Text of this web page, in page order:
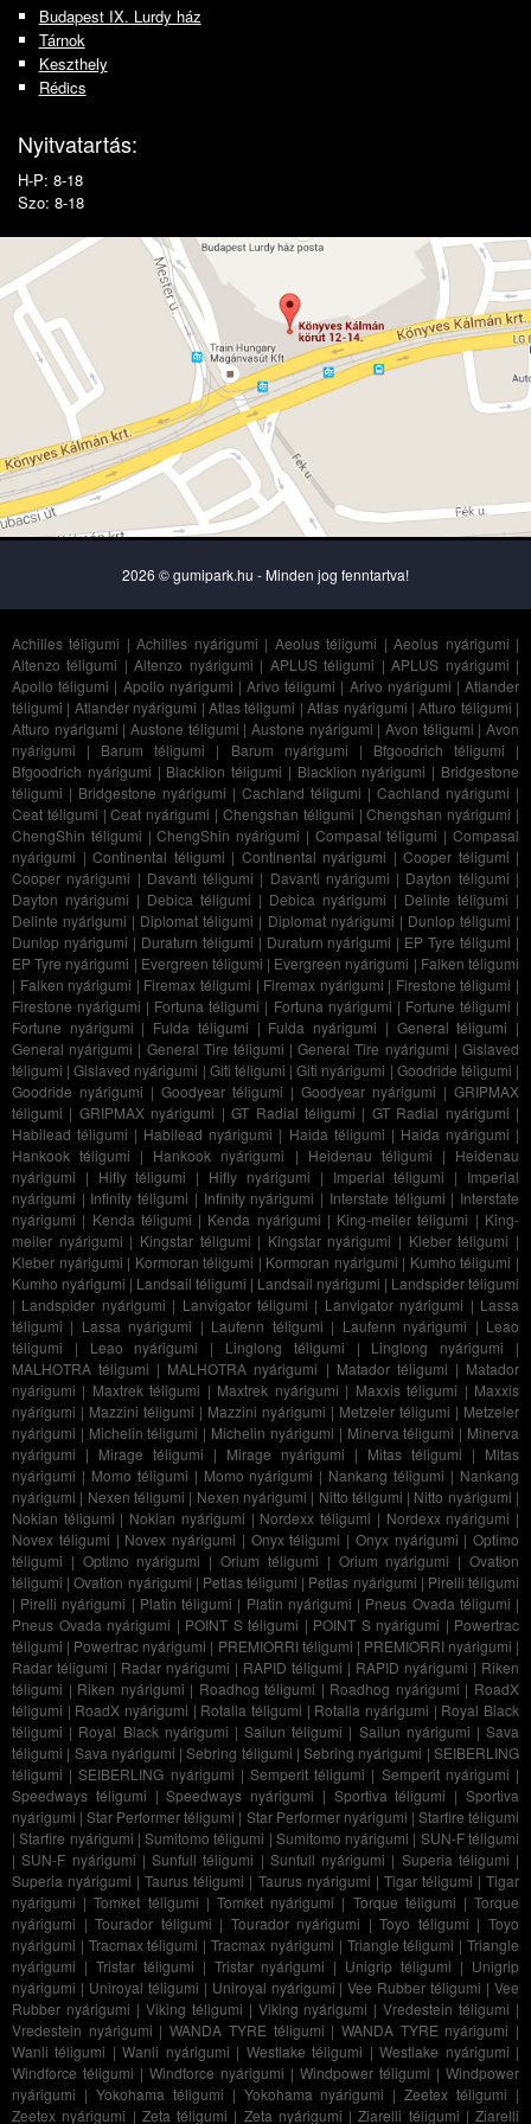
Budapest IX. Lurdy ház
Tárnok
Keszthely
Rédics
Nyitvatartás:
H-P: 8-18
Szo: 8-18
2026 © gumipark.hu - Minden jog fenntartva!
Achilles téligumi |Achilles nyárigumi | Aeolus téligumi |Aeolus nyárigumi |
Altenzo téligumi |Altenzo nyárigumi | APLUS téligumi |APLUS nyárigumi |
Apollo téligumi | Apollo nyárigumi |Arivo téligumi | Arivo nyárigumi |Atlander
téligumi | Atlander nyárigumi | Atlas téligumi |Atlas nyárigumi |Atturo téligumi |
Atturo nyárigumi |Austone téligumi |Austone nyárigumi |Avon téligumi |Avon
nyárigumi | Barum téligumi | Barum nyárigumi | Bfgoodrich téligumi |
Bfgoodrich nyárigumi | Blacklion téligumi | Blacklion nyárigumi | Bridgestone
téligumi | Bridgestone nyárigumi | Cachland téligumi | Cachland nyárigumi |
Ceat téligumi |Ceat nyárigumi | Chengshan téligumi |Chengshan nyárigumi |
ChengShin téligumi |ChengShin nyárigumi | Compasal téligumi |Compasal
nyárigumi | Continental téligumi | Continental nyárigumi | Cooper téligumi |
Cooper nyárigumi | Davanti téligumi | Davanti nyárigumi | Dayton téligumi |
Dayton nyárigumi | Debica téligumi | Debica nyárigumi | Delinte téligumi |
Delinte nyárigumi | Diplomat téligumi | Diplomat nyárigumi | Dunlop téligumi |
Dunlop nyárigumi | Duraturn téligumi | Duraturn nyárigumi | EP Tyre téligumi |
EP Tyre nyárigumi | Evergreen téligumi | Evergreen nyárigumi | Falken téligumi
| Falken nyárigumi | Firemax téligumi | Firemax nyárigumi | Firestone téligumi |
Firestone nyárigumi | Fortuna téligumi | Fortuna nyárigumi | Fortune téligumi |
Fortune nyárigumi | Fulda téligumi | Fulda nyárigumi | General téligumi |
General nyárigumi | General Tire téligumi |General Tire nyárigumi |Gislaved
téligumi |Gislaved nyárigumi | Giti téligumi |Giti nyárigumi | Goodride téligumi |
Goodride nyárigumi | Goodyear téligumi | Goodyear nyárigumi | GRIPMAX
téligumi | GRIPMAX nyárigumi |GT Radial téligumi | GT Radial nyárigumi |
Habilead téligumi | Habilead nyárigumi | Haida téligumi | Haida nyárigumi |
Hankook téligumi | Hankook nyárigumi | Heidenau téligumi | Heidenau
nyárigumi | Hifly téligumi | Hifly nyárigumi | Imperial téligumi | Imperial
nyárigumi | Infinity téligumi | Infinity nyárigumi | Interstate téligumi | Interstate
nyárigumi | Kenda téligumi | Kenda nyárigumi | King-meiler téligumi | King-
meiler nyárigumi | Kingstar téligumi | Kingstar nyárigumi | Kleber téligumi |
Kleber nyárigumi | Kormoran téligumi | Kormoran nyárigumi | Kumho téligumi |
Kumho nyárigumi | Landsail téligumi | Landsail nyárigumi | Landspider téligumi
| Landspider nyárigumi | Lanvigator téligumi | Lanvigator nyárigumi | Lassa
téligumi | Lassa nyárigumi | Laufenn téligumi | Laufenn nyárigumi | Leao
téligumi | Leao nyárigumi | Linglong téligumi | Linglong nyárigumi |
MALHOTRA téligumi | MALHOTRA nyárigumi | Matador téligumi | Matador
nyárigumi | Maxtrek téligumi | Maxtrek nyárigumi | Maxxis téligumi | Maxxis
nyárigumi | Mazzini téligumi | Mazzini nyárigumi | Metzeler téligumi | Metzeler
nyárigumi | Michelin téligumi | Michelin nyárigumi | Minerva téligumi | Minerva
nyárigumi | Mirage téligumi | Mirage nyárigumi | Mitas téligumi | Mitas
nyárigumi | Momo téligumi | Momo nyárigumi | Nankang téligumi | Nankang
nyárigumi | Nexen téligumi | Nexen nyárigumi | Nitto téligumi | Nitto nyárigumi |
Nokian téligumi | Nokian nyárigumi | Nordexx téligumi | Nordexx nyárigumi |
Novex téligumi | Novex nyárigumi | Onyx téligumi | Onyx nyárigumi | Optimo
téligumi | Optimo nyárigumi |Orium téligumi | Orium nyárigumi |Ovation
téligumi |Ovation nyárigumi | Petlas téligumi | Petlas nyárigumi | Pirelli téligumi
| Pirelli nyárigumi | Platin téligumi | Platin nyárigumi | Pneus Ovada téligumi |
Pneus Ovada nyárigumi | POINT S téligumi | POINT S nyárigumi | Powertrac
téligumi | Powertrac nyárigumi | PREMIORRI téligumi | PREMIORRI nyárigumi |
Radar téligumi | Radar nyárigumi | RAPID téligumi | RAPID nyárigumi | Riken
téligumi | Riken nyárigumi | Roadhog téligumi | Roadhog nyárigumi | RoadX
téligumi | RoadX nyárigumi | Rotalla téligumi | Rotalla nyárigumi | Royal Black
téligumi | Royal Black nyárigumi |Sailun téligumi | Sailun nyárigumi |Sava
téligumi | Sava nyárigumi |Sebring téligumi |Sebring nyárigumi |SEIBERLING
téligumi |SEIBERLING nyárigumi |Semperit téligumi | Semperit nyárigumi |
Speedways téligumi |Speedways nyárigumi | Sportiva téligumi |Sportiva
nyárigumi |Star Performer téligumi | Star Performer nyárigumi | Starfire téligumi
|Starfire nyárigumi |Sumitomo téligumi | Sumitomo nyárigumi | SUN-F téligumi
|SUN-F nyárigumi | Sunfull téligumi | Sunfull nyárigumi | Superia téligumi |
Superia nyárigumi |Taurus téligumi | Taurus nyárigumi | Tigar téligumi |Tigar
nyárigumi |Tomket téligumi | Tomket nyárigumi | Torque téligumi |Torque
nyárigumi |Tourador téligumi | Tourador nyárigumi |Toyo téligumi |Toyo
nyárigumi | Tracmax téligumi |Tracmax nyárigumi | Triangle téligumi |Triangle
nyárigumi | Tristar téligumi | Tristar nyárigumi | Unigrip téligumi | Unigrip
nyárigumi | Uniroyal téligumi | Uniroyal nyárigumi |Vee Rubber téligumi |Vee
Rubber nyárigumi | Viking téligumi | Viking nyárigumi |Vredestein téligumi |
Vredestein nyárigumi |WANDA TYRE téligumi | WANDA TYRE nyárigumi |
Wanli téligumi |Wanli nyárigumi | Westlake téligumi |Westlake nyárigumi |
Windforce téligumi | Windforce nyárigumi | Windpower téligumi | Windpower
nyárigumi | Yokohama téligumi | Yokohama nyárigumi |Zeetex téligumi |
Zeetex nyárigumi | Zeta téligumi | Zeta nyárigumi |Ziarelli téligumi | Ziarelli